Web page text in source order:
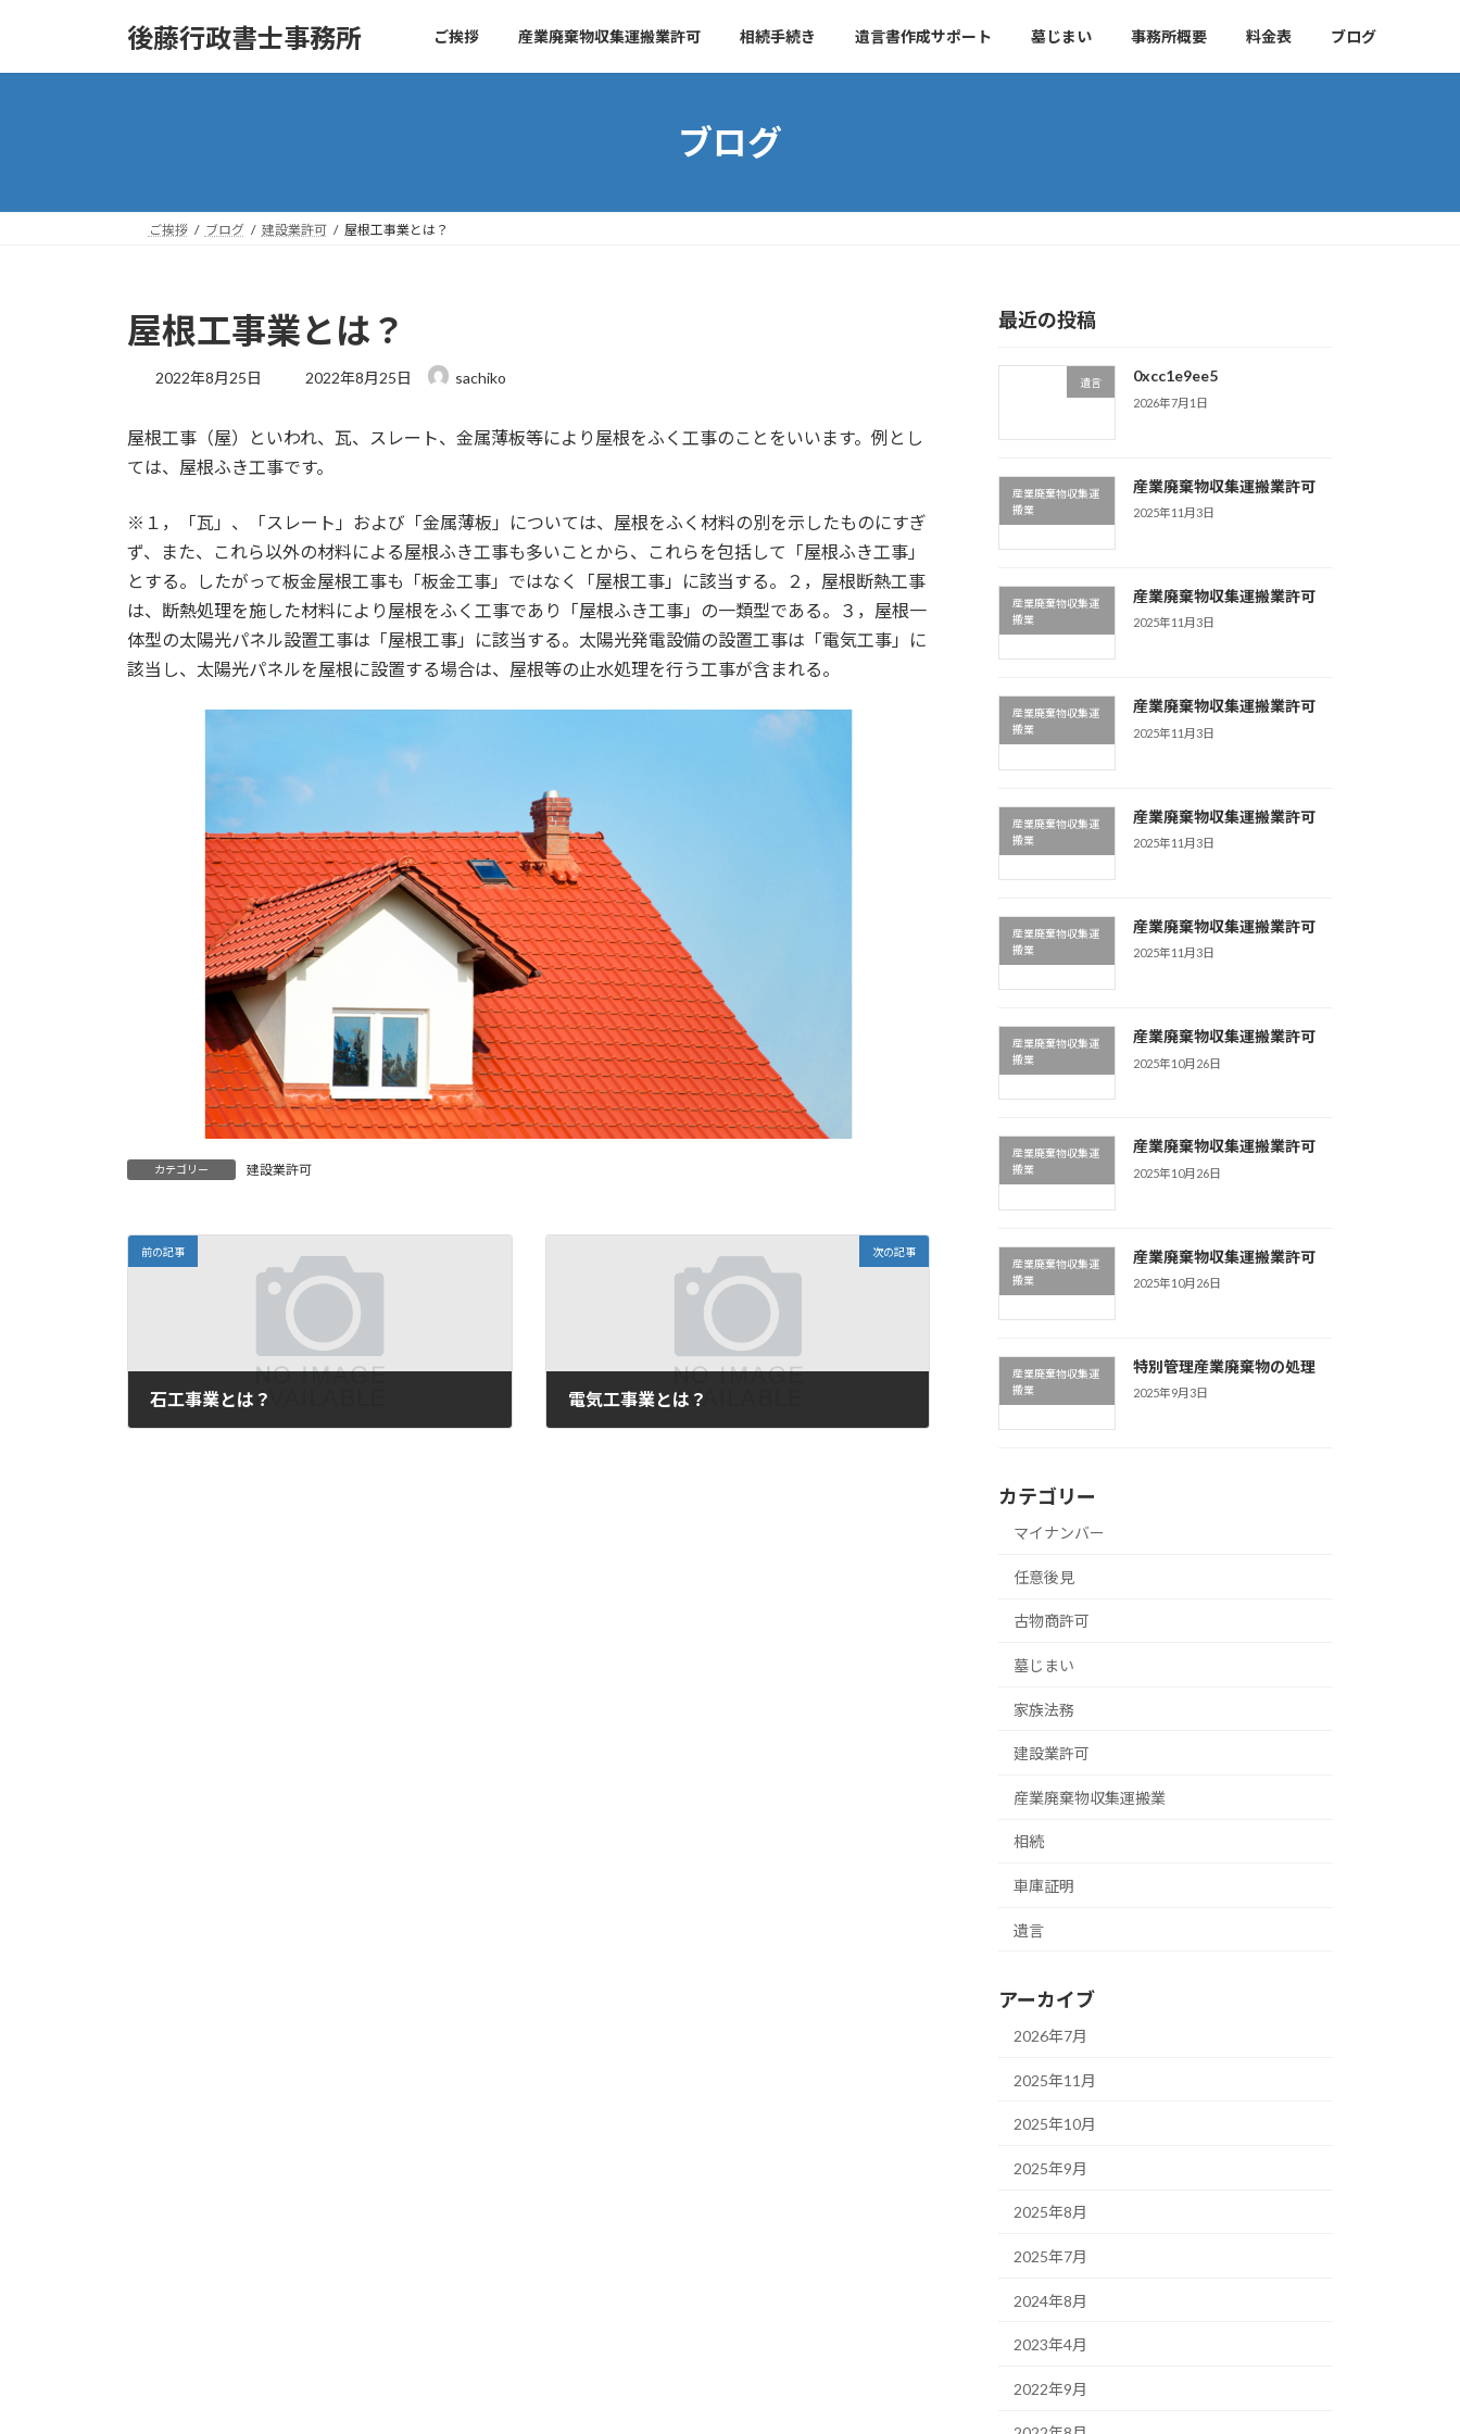
後藤行政書士事務所 ご挨拶 産業廃棄物収集運搬業許可 相続手続き 遺言書作成サポート 墓じまい 事務所概要 料金表 ブログ
ブログ
ご挨拶 ブログ 建設業許可 屋根工事業とは？
屋根工事業とは？
2022年8月25日
最
新
日
2022年8月25日 sachiko
屋根工事（屋）といわれ、瓦、スレート、金属薄板等により屋根をふく工事のことをいいます。例とし
ては、屋根ふき工事です。
※１，「瓦」、「スレート」および「金属薄板」については、屋根をふく材料の別を示したものにすぎ
ず、また、これら以外の材料による屋根ふき工事も多いことから、これらを包括して「屋根ふき工事」
とする。したがって板金屋根工事も「板金工事」ではなく「屋根工事」に該当する。２，屋根断熱工事
は、断熱処理を施した材料により屋根をふく工事であり「屋根ふき工事」の一類型である。３，屋根一
体型の太陽光パネル設置工事は「屋根工事」に該当する。太陽光発電設備の設置工事は「電気工事」に
該当し、太陽光パネルを屋根に設置する場合は、屋根等の止水処理を行う工事が含まれる。
カテゴリー 建設業許可
前の記事
石工事業とは？
次の記事
電気工事業とは？
最近の投稿
遺言 0xcc1e9ee5
2026年7月1日
産業廃棄物収集運
搬業
産業廃棄物収集運搬業許可
2025年11月3日
産業廃棄物収集運
搬業
産業廃棄物収集運搬業許可
2025年11月3日
産業廃棄物収集運
搬業
産業廃棄物収集運搬業許可
2025年11月3日
産業廃棄物収集運
搬業
産業廃棄物収集運搬業許可
2025年11月3日
産業廃棄物収集運
搬業
産業廃棄物収集運搬業許可
2025年11月3日
産業廃棄物収集運
搬業
産業廃棄物収集運搬業許可
2025年10月26日
産業廃棄物収集運
搬業
産業廃棄物収集運搬業許可
2025年10月26日
産業廃棄物収集運
搬業
産業廃棄物収集運搬業許可
2025年10月26日
産業廃棄物収集運
搬業
特別管理産業廃棄物の処理
2025年9月3日
カテゴリー
マイナンバー
任意後見
古物商許可
墓じまい
家族法務
建設業許可
産業廃棄物収集運搬業
相続
車庫証明
遺言
アーカイブ
2026年7月
2025年11月
2025年10月
2025年9月
2025年8月
2025年7月
2024年8月
2023年4月
2022年9月